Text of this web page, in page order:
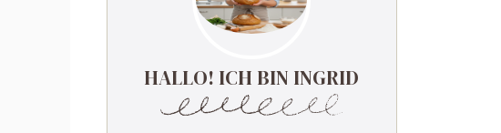
HALLO! ICH BIN INGRID